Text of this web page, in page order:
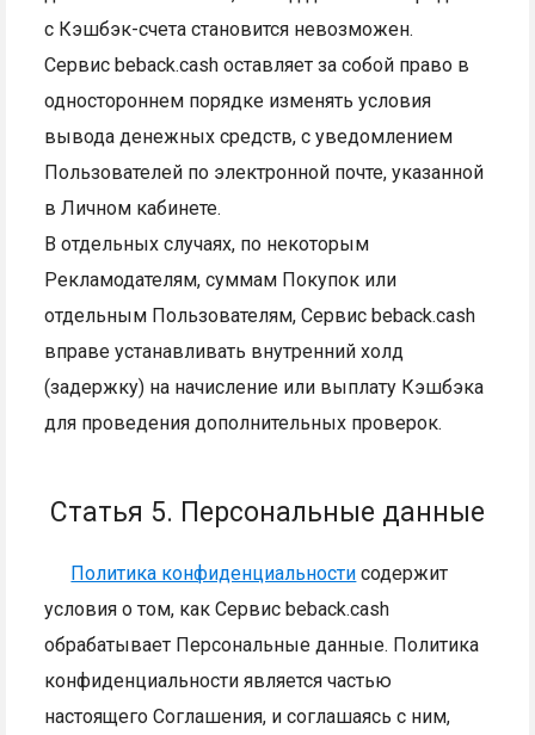
с Кэшбэк-счета становится невозможен.
Сервис beback.cash оставляет за собой право в
одностороннем порядке изменять условия
вывода денежных средств, с уведомлением
Пользователей по электронной почте, указанной
в Личном кабинете.
В отдельных случаях, по некоторым
Рекламодателям, суммам Покупок или
отдельным Пользователям, Сервис beback.cash
вправе устанавливать внутренний холд
(задержку) на начисление или выплату Кэшбэка
для проведения дополнительных проверок.
Статья 5. Персональные данные
Политика конфиденциальности содержит
условия о том, как Сервис beback.cash
обрабатывает Персональные данные. Политика
конфиденциальности является частью
настоящего Соглашения, и соглашаясь с ним,